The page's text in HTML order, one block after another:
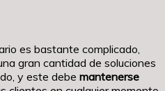
es bastante complicado,
gran cantidad de soluciones
y este debe mantenerse